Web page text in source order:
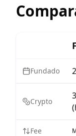
Fundado
Crypto
Fee